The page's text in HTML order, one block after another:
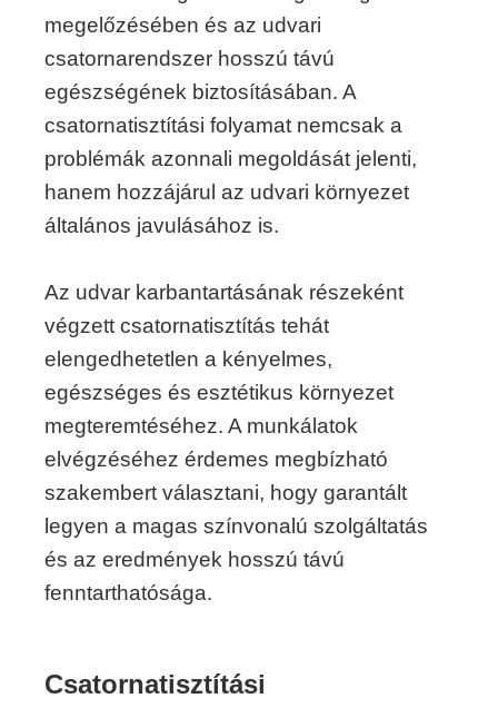
megelőzésében és az udvari
csatornarendszer hosszú távú
egészségének biztosításában. A
csatornatisztítási folyamat nemcsak a
problémák azonnali megoldását jelenti,
hanem hozzájárul az udvari környezet
általános javulásához is.
Az udvar karbantartásának részeként
végzett csatornatisztítás tehát
elengedhetetlen a kényelmes,
egészséges és esztétikus környezet
megteremtéséhez. A munkálatok
elvégzéséhez érdemes megbízható
szakembert választani, hogy garantált
legyen a magas színvonalú szolgáltatás
és az eredmények hosszú távú
fenntarthatósága.
Csatornatisztítási